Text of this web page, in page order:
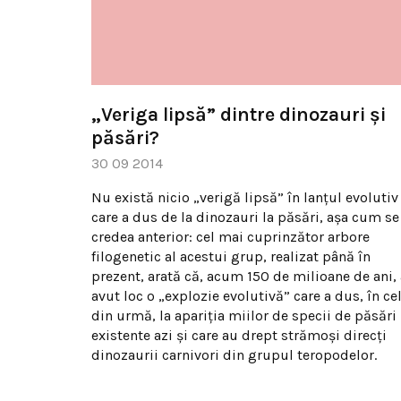
„Veriga lipsă” dintre dinozauri şi
păsări?
30 09 2014
Nu există nicio „verigă lipsă” în lanţul evolutiv
care a dus de la dinozauri la păsări, aşa cum se
credea anterior: cel mai cuprinzător arbore
filogenetic al acestui grup, realizat până în
prezent, arată că, acum 150 de milioane de ani,
avut loc o „explozie evolutivă” care a dus, în
din urmă, la apariţia miilor de specii de păsări
existente azi şi care au drept strămoşi direcţi
dinozaurii carnivori din grupul teropodelor.